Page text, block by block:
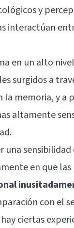
y
interactúan
en un alto
surgidos a
memoria, y a
altamente
en que
con el
ciertas